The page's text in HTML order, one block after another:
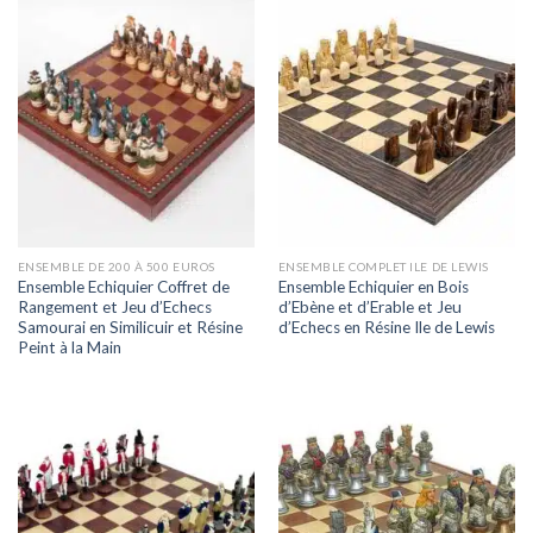
ENSEMBLE DE 200 À 500 EUROS
Ensemble Echiquier Coffret de
Rangement et Jeu d’Echecs
Samourai en Similicuir et Résine
Peint à la Main
ENSEMBLE COMPLET ILE DE LEWIS
Ensemble Echiquier en Bois
d’Ebène et d’Erable et Jeu
d’Echecs en Résine Ile de Lewis